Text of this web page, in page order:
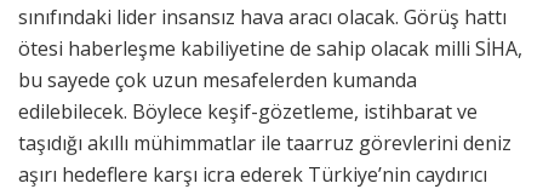
sınıfındaki lider insansız hava aracı olacak. Görüş hattı
ötesi haberleşme kabiliyetine de sahip olacak milli SİHA,
bu sayede çok uzun mesafelerden kumanda
edilebilecek. Böylece keşif-gözetleme, istihbarat ve
taşıdığı akıllı mühimmatlar ile taarruz görevlerini deniz
aşırı hedeflere karşı icra ederek Türkiye’nin caydırıcı